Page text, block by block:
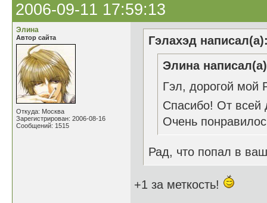
2006-09-11 17:59:13
Элина
Автор сайта
Откуда: Москва
Зарегистрирован: 2006-08-16
Сообщений: 1515
Гэлахэд
Элина
Гэл, дорогой мой
Спасибо! От
Очень
Рад, что попал в
+1 за меткость!